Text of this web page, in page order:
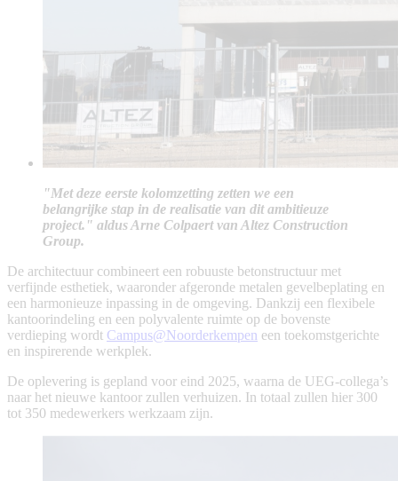
"Met deze eerste kolomzetting zetten we een
belangrijke stap in de realisatie van dit ambitieuze
project." aldus Arne Colpaert van Altez Construction
Group.
De architectuur combineert een robuuste betonstructuur met
verfijnde esthetiek, waaronder afgeronde metalen gevelbeplating en
een harmonieuze inpassing in de omgeving. Dankzij een flexibele
kantoorindeling en een polyvalente ruimte op de bovenste
verdieping wordt Campus@Noorderkempen een toekomstgerichte
en inspirerende werkplek.
De oplevering is gepland voor eind 2025, waarna de UEG-collega’s
naar het nieuwe kantoor zullen verhuizen. In totaal zullen hier 300
tot 350 medewerkers werkzaam zijn.